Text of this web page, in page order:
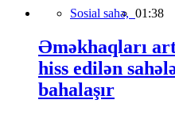
Sosial sahə, 01:38
Əməkhaqları
hiss edilən
bahalaşır